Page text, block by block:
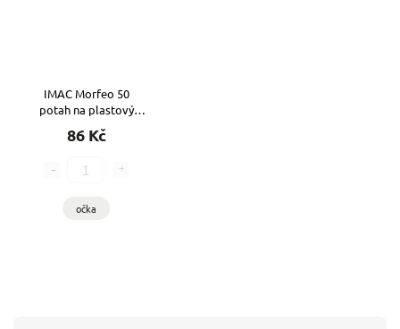
IMAC Morfeo 50
potah na plastový
pelech
86 Kč
očka